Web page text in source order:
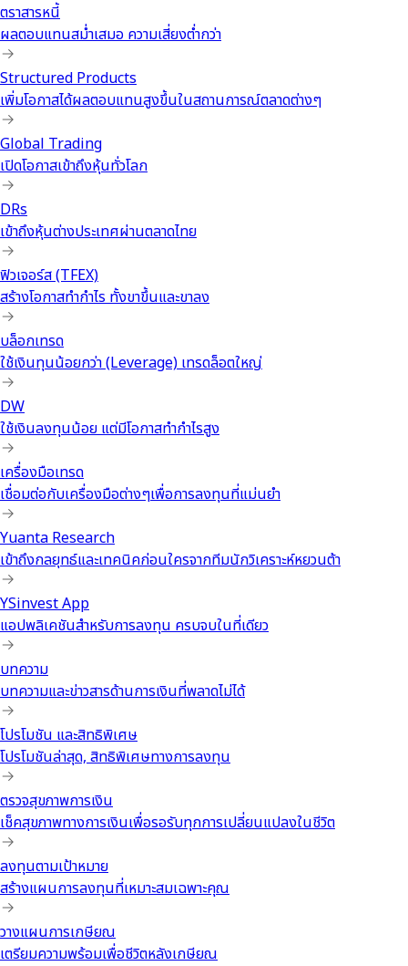
ตราสารหนี้
ผลตอบแทนสม่ำเสมอ ความเสี่ยงต่ำกว่า
Structured Products
เพิ่มโอกาสได้ผลตอบแทนสูงขึ้นในสถานการณ์ตลาดต่างๆ
Global Trading
เปิดโอกาสเข้าถึงหุ้นทั่วโลก
DRs
เข้าถึงหุ้นต่างประเทศผ่านตลาดไทย
ฟิวเจอร์ส (TFEX)
สร้างโอกาสทำกำไร ทั้งขาขึ้นและขาลง
บล็อกเทรด
ใช้เงินทุนน้อยกว่า (Leverage) เทรดล็อตใหญ่
DW
ใช้เงินลงทุนน้อย แต่มีโอกาสทำกำไรสูง
เครื่องมือเทรด
เชื่อมต่อกับเครื่องมือต่างๆเพื่อการลงทุนที่แม่นยำ
Yuanta Research
เข้าถึงกลยุทธ์และเทคนิคก่อนใครจากทีมนักวิเคราะห์หยวนต้า
YSinvest App
แอปพลิเคชันสำหรับการลงทุน ครบจบในที่เดียว
บทความ
บทความและข่าวสารด้านการเงินที่พลาดไม่ได้
โปรโมชัน และสิทธิพิเศษ
โปรโมชันล่าสุด, สิทธิพิเศษทางการลงทุน
ตรวจสุขภาพการเงิน
เช็คสุขภาพทางการเงินเพื่อรอรับทุกการเปลี่ยนแปลงในชีวิต
ลงทุนตามเป้าหมาย
สร้างแผนการลงทุนที่เหมาะสมเฉพาะคุณ
วางแผนการเกษียณ
เตรียมความพร้อมเพื่อชีวิตหลังเกษียณ